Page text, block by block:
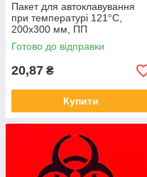
Пакет для автоклавування
при температурі 121°С,
200х300 мм, ПП
Готово до відправки
20,87 ₴
Купити